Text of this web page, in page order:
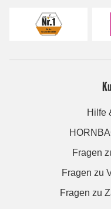
Hilfe
Fragen
Fragen zu
Fragen zu